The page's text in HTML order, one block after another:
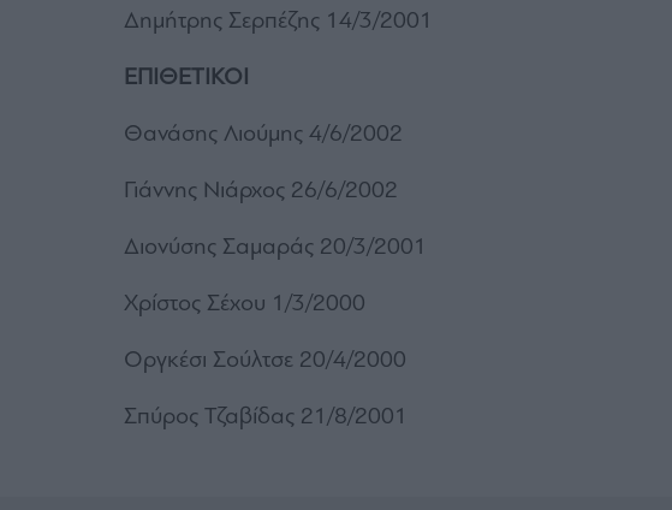
Δημήτρης Σερπέζης 14/3/2001
ΕΠΙΘΕΤΙΚΟΙ
Θανάσης Λιούμης 4/6/2002
Γιάννης Νιάρχος 26/6/2002
Διονύσης Σαμαράς 20/3/2001
Χρίστος Σέχου 1/3/2000
Οργκέσι Σούλτσε 20/4/2000
Σπύρος Τζαβίδας 21/8/2001